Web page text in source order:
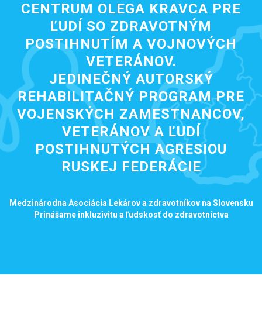
CENTRUM OLEGA KRAVCA PRE
ĽUDÍ SO ZDRAVOTNÝM
POSTIHNUTÍM A VOJNOVÝCH
VETERÁNOV.
JEDINEČNÝ AUTORSKÝ
REHABILITAČNÝ PROGRAM PRE
VOJENSKÝCH ZAMESTNANCOV,
VETERÁNOV A ĽUDÍ
POSTIHNUTÝCH AGRESIOU
RUSKEJ FEDERÁCIE
Medzinárodna Asociácia Lekárov a zdravotníkov na Slovensku
Prinášame inkluzivitu a ľudskosť do zdravotníctva